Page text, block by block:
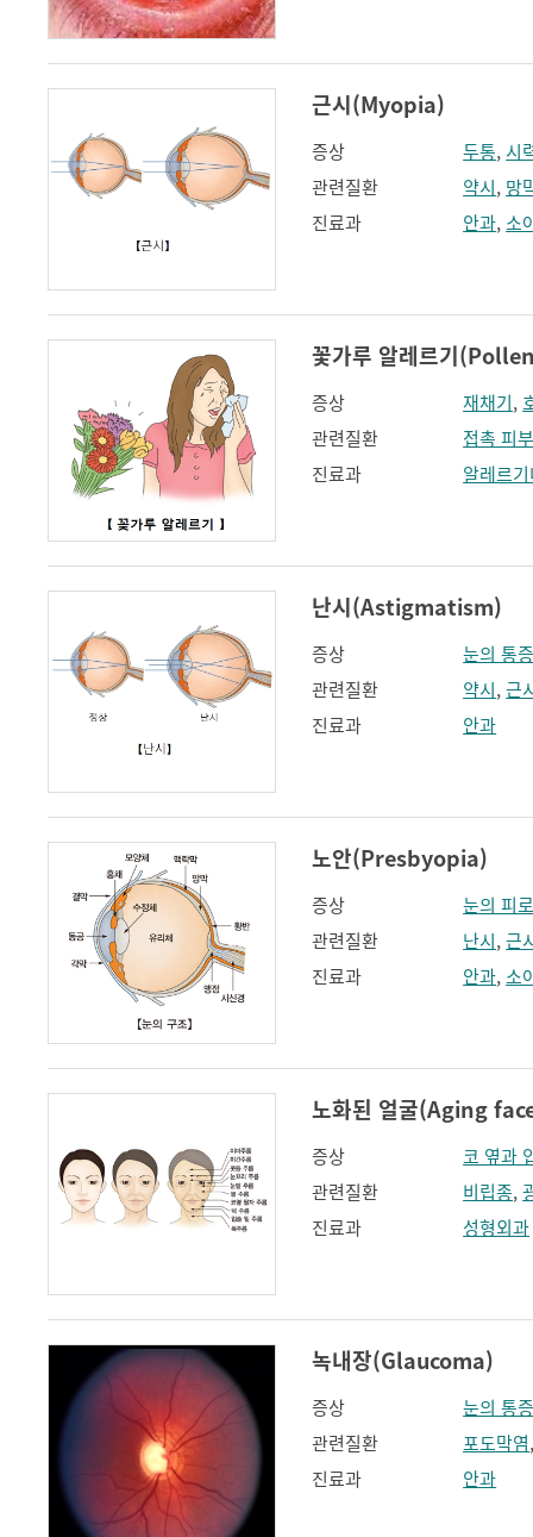
근시(Myopia)
증상 두통, 시
관련질환
약시, 망
진료과
안과,소
꽃가루 알레르기
증상 재채기,
관련질환
접촉 피
진료과
알레르
난시(Astigmatism)
증상
눈의 통
관련질환
약시,근
진료과
안과
노안(Presbyopia)
증상
눈의 피
관련질환
난시,근
진료과
안과,소
노화된 얼굴(Aging
증상
코 옆과
관련질환
비립종,
진료과
성형외과
녹내장(Glaucoma)
증상
눈의 통
관련질환
포도막염
진료과
안과